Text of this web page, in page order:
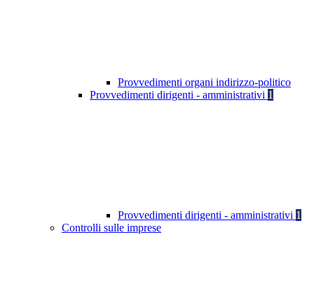
Provvedimenti organi indirizzo-politico
Provvedimenti dirigenti - amministrativi 1
Provvedimenti dirigenti - amministrativi 1
Controlli sulle imprese